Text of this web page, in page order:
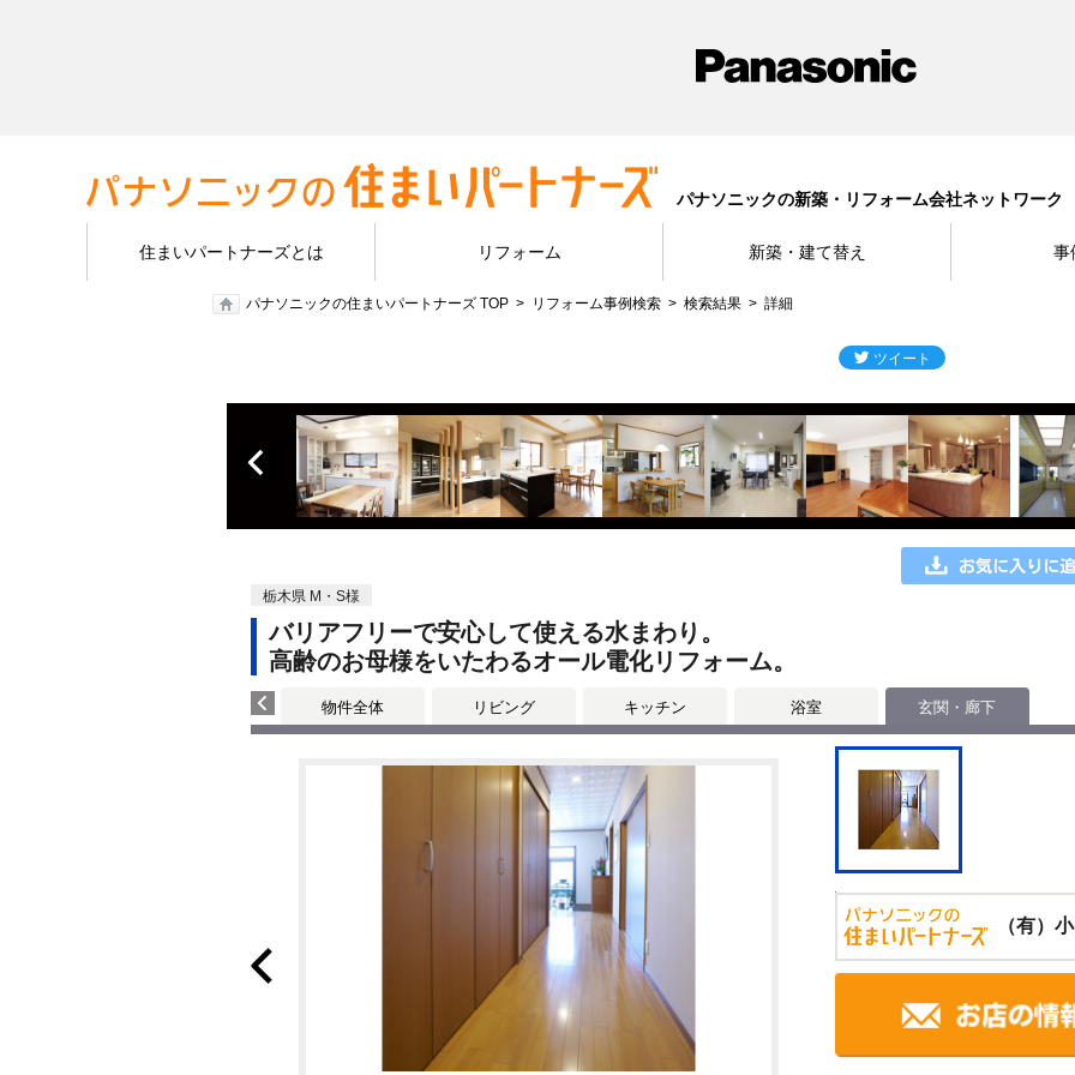
パナソニックの新築・リフォーム会社ネットワーク
住まいパートナーズとは リフォーム 新築・建て替え 事
パナソニックの住まいパートナーズ TOP リフォーム事例検索 検索結果 詳細
栃木県 M・S様
バリアフリーで安心して使える水まわり。
高齢のお母様をいたわるオール電化リフォーム。
物件全体 リビング キッチン 浴室 玄関・廊下
（有）